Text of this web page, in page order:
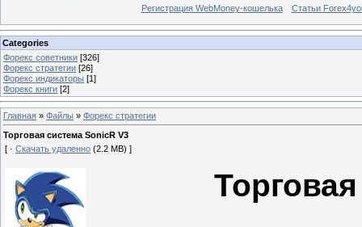
Регистрация WebMoney-кошелька
Статьи
Categories
Форекс cоветники [326]
Форекс стратегии [26]
Форекс индикаторы [1]
Форекс книги [2]
Главная » Файлы » Форекс стратегии
Торговая система SonicR V3
[ · Скачать удаленно (2.2 MB) ]